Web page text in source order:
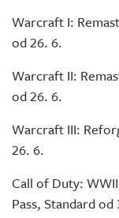
Warcraft I:
od 26. 6.
Warcraft II:
od 26. 6.
Warcraft III:
26. 6.
Call of Duty:
Pass, Standard od